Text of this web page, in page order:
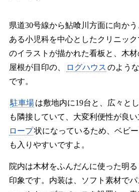
県道30号線から鮎喰川方面に向か
ある小児科を中心としたクリニッ
のイラストが描かれた看板と、木
屋根が目印の、
ログハウス のよう
です。
駐車場は敷地内に19台と、広々と
も隣接していて、大変利便性が良
ロープ状になっているため、ベビ
も入りやすいですよ。
院内は木材をふんだんに使った明
印象です。内装は、ソフト素材で